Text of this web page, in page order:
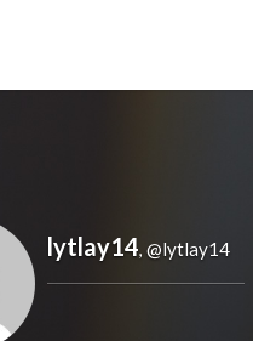
lytlay14, @lytlay14